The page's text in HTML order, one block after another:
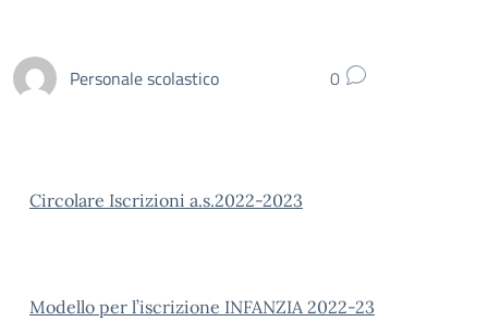
Personale scolastico 0
Circolare Iscrizioni a.s.2022-2023
Modello per l’iscrizione INFANZIA 2022-23